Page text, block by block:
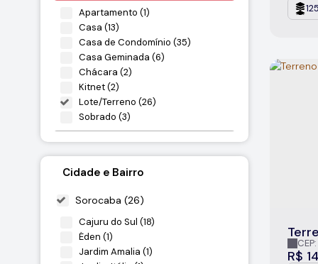
Apartamento (1)
Casa (13)
Casa de Condomínio (35)
Casa Geminada (6)
Chácara (2)
Kitnet (2)
Lote/Terreno (26)
Sobrado (3)
Misto (8)
Residencial e Comercial (7)
Rural (3)
Sítio (1)
Terreno (2)
Cidade e Bairro
Sorocaba (26)
Cajuru do Sul (18)
Éden (1)
Jardim Amalia (1)
125
R$